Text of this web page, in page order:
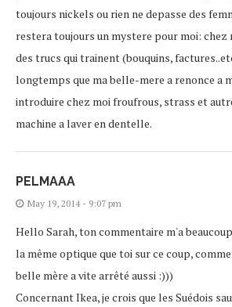
toujours nickels ou rien ne depasse des
restera toujours un mystere pour moi: chez
des trucs qui trainent (bouquins,
longtemps que ma belle-mere a renonce a
introduire chez moi froufrous, strass et
machine a laver en dentelle.
PELMAAA
May 19, 2014 - 9:07 pm
Hello Sarah, ton commentaire m'a
la même optique que toi sur ce coup,
belle mère a vite arrêté aussi :)))
Concernant Ikea, je crois que les Suédois